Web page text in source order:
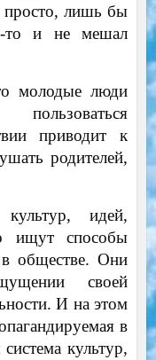
просто, лишь бы
то и не мешал
молодые люди
пользоваться
приводит к
родителей,
идей,
ищут способы
обществе. Они
своей
И на этом
в
культур,